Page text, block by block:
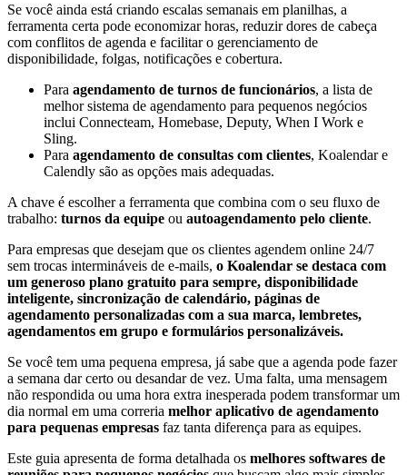
Se você ainda está criando escalas semanais em planilhas, a
ferramenta certa pode economizar horas, reduzir dores de cabeça
com conflitos de agenda e facilitar o gerenciamento de
disponibilidade, folgas, notificações e cobertura.
Para agendamento de turnos de funcionários, a lista de
melhor sistema de agendamento para pequenos negócios
inclui Connecteam, Homebase, Deputy, When I Work e
Sling.
Para agendamento de consultas com clientes, Koalendar e
Calendly são as opções mais adequadas.
A chave é escolher a ferramenta que combina com o seu fluxo de
trabalho: turnos da equipe ou autoagendamento pelo cliente.
Para empresas que desejam que os clientes agendem online 24/7
sem trocas intermináveis de e-mails, o Koalendar se destaca com
um generoso plano gratuito para sempre, disponibilidade
inteligente, sincronização de calendário, páginas de
agendamento personalizadas com a sua marca, lembretes,
agendamentos em grupo e formulários personalizáveis.
Se você tem uma pequena empresa, já sabe que a agenda pode fazer
a semana dar certo ou desandar de vez. Uma falta, uma mensagem
não respondida ou uma hora extra inesperada podem transformar um
dia normal em uma correria melhor aplicativo de agendamento
para pequenas empresas faz tanta diferença para as equipes.
Este guia apresenta de forma detalhada os melhores softwares de